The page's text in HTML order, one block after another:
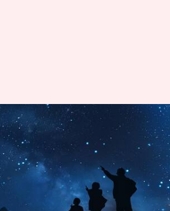
ले कर जाएं,
जिज्ञासा और वे
10:18 am